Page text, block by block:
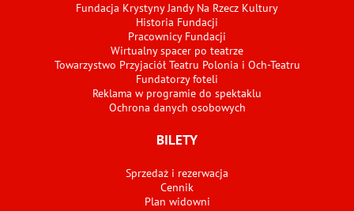
Fundacja Krystyny Jandy Na Rzecz Kultury
Historia Fundacji
Pracownicy Fundacji
Wirtualny spacer po teatrze
Towarzystwo Przyjaciół Teatru Polonia i Och-Teatru
Fundatorzy foteli
Reklama w programie do spektaklu
Ochrona danych osobowych
BILETY
Sprzedaż i rezerwacja
Cennik
Plan widowni